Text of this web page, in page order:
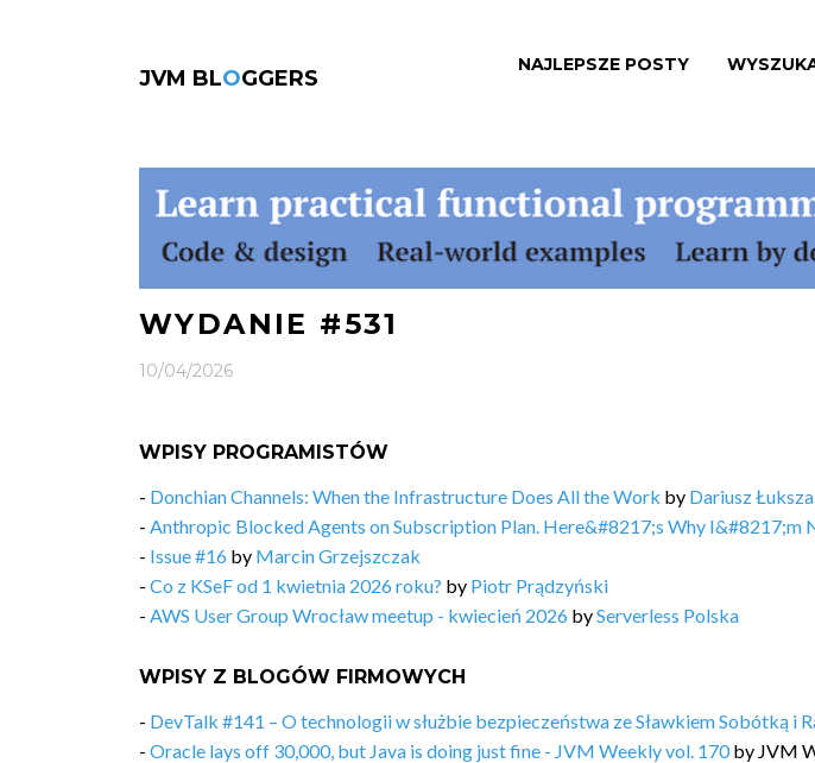
JVM BLOGGERS
NAJLEPSZE POSTY
WYDANIE #531
10/04/2026
WPISY PROGRAMISTÓW
- Donchian Channels: When the Infrastructure Does All the Work by Dariusz Łuksza
- Anthropic Blocked Agents on Subscription Plan. Here&#8217;s Why I&#8217;m
- Issue #16 by Marcin Grzejszczak
- Co z KSeF od 1 kwietnia 2026 roku? by Piotr Prądzyński
- AWS User Group Wrocław meetup - kwiecień 2026 byServerless Polska
WPISY Z BLOGÓW FIRMOWYCH
- DevTalk #141 – O technologii w służbie bezpieczeństwa ze Sławkiem Sobótką i
- Oracle lays off 30,000, but Java is doing just fine - JVM Weekly vol. 170by JVM